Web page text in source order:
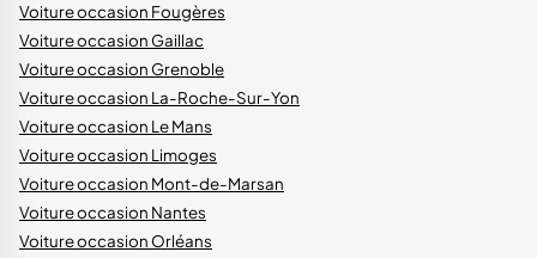
Voiture occasion Fougères
Voiture occasion Gaillac
Voiture occasion Grenoble
Voiture occasion La-Roche-Sur-Yon
Voiture occasion Le Mans
Voiture occasion Limoges
Voiture occasion Mont-de-Marsan
Voiture occasion Nantes
Voiture occasion Orléans